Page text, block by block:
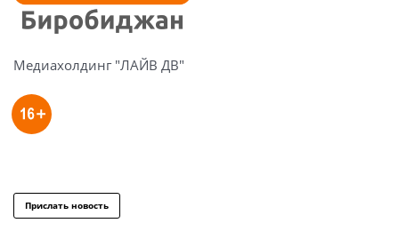
Медиахолдинг "ЛАЙВ ДВ"
Прислать новость